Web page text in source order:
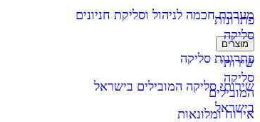
פתרונות
סליקה
שירותי
סליקה
המובילים
בישראל
מערכת חכמה לניהול וסליקת חניונים
מוצרים
פתרונות סליקה
שירותי סליקה המובילים בישראל
אירוח ומלונאות